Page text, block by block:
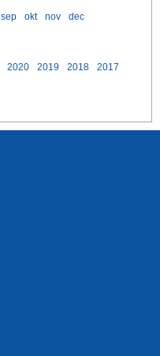
sep okt nov dec
2020 2019 2018
2017